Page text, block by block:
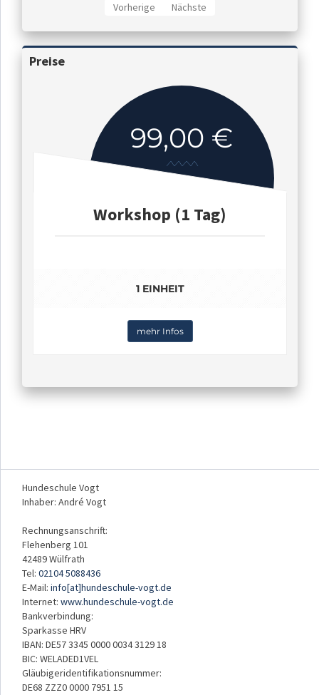
Vorherige Nächste
Preise
99,00 €
Workshop (1 Tag)
1 EINHEIT
mehr Infos
Hundeschule Vogt
Inhaber: André Vogt
Rechnungsanschrift:
Flehenberg 101
42489 Wülfrath
Tel: 02104 5088436
E-Mail: info[at]hundeschule-vogt.de
Internet: www.hundeschule-vogt.de
Bankverbindung:
Sparkasse HRV
IBAN: DE57 3345 0000 0034 3129 18
BIC: WELADED1VEL
Gläubigeridentifikationsnummer:
DE68 ZZZ0 0000 7951 15